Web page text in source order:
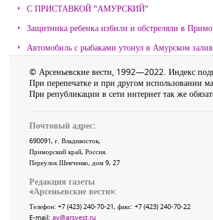
С ПРИСТАВКОЙ "АМУРСКИЙ"
Защитника ребенка избили и обстреляли в
Автомобиль с рыбаками утонул в Амурском
© Арсеньевские вести, 1992—2022. Индекс
При перепечатке и при другом использовании
При републикации в сети интернет так же
Почтовый адрес:
690091, г. Владивосток,
Приморский край, Россия.
Переулок Шевченко, дом 9, 27
Редакция газеты
«Арсеньевские вести»:
Телефон: +7 (423) 240-70-21, факс: +7 (423) 240-70-22
E-mail: av@arsvest.ru